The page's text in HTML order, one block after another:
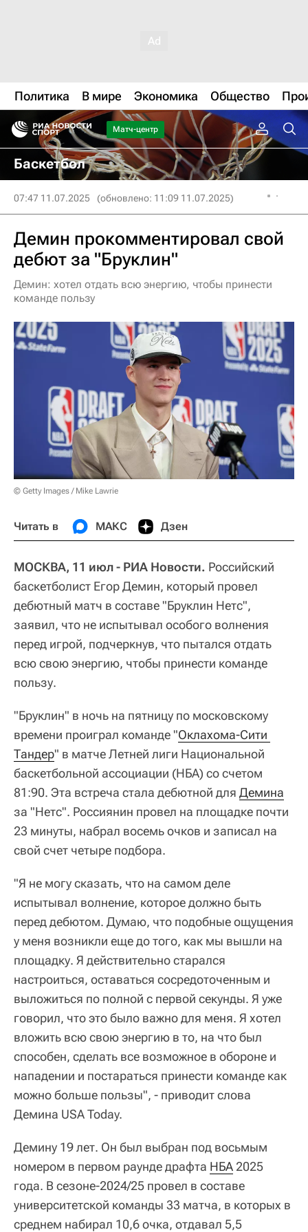
Политика В мире Экономика Общество
Матч-центр
Баскетбол
07:47 11.07.2025 (обновлено: 11:09 11.07.2025)
Демин прокомментировал свой
дебют за "Бруклин"
Демин: хотел отдать всю энергию, чтобы принести
команде пользу
© Getty Images / Mike Lawrie
Читать в МАКС Дзен
МОСКВА, 11 июл - РИА Новости. Российский
баскетболист Егор Демин, который провел
дебютный матч в составе "Бруклин Нетс",
заявил, что не испытывал особого волнения
перед игрой, подчеркнув, что пытался отдать
всю свою энергию, чтобы принести команде
пользу.
"Бруклин" в ночь на пятницу по московскому
времени проиграл команде "Оклахома-Сити
Тандер" в матче Летней лиги Национальной
баскетбольной ассоциации (НБА) со счетом
81:90. Эта встреча стала дебютной для Демина
за "Нетс". Россиянин провел на площадке почти
23 минуты, набрал восемь очков и записал на
свой счет четыре подбора.
"Я не могу сказать, что на самом деле
испытывал волнение, которое должно быть
перед дебютом. Думаю, что подобные ощущения
у меня возникли еще до того, как мы вышли на
площадку. Я действительно старался
настроиться, оставаться сосредоточенным и
выложиться по полной с первой секунды. Я уже
говорил, что это было важно для меня. Я хотел
вложить всю свою энергию в то, на что был
способен, сделать все возможное в обороне и
нападении и постараться принести команде как
можно больше пользы", - приводит слова
Демина USA Today.
Демину 19 лет. Он был выбран под восьмым
номером в первом раунде драфта НБА 2025
года. В сезоне-2024/25 провел в составе
университетской команды 33 матча, в которых в
среднем набирал 10,6 очка, отдавал 5,5